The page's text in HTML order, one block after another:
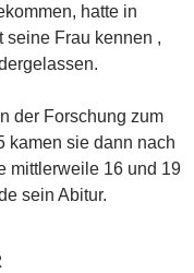
hatte in
seine Frau kennen ,
der Forschung zum
kamen sie dann nach
mittlerweile 16 und 19
sein Abitur.